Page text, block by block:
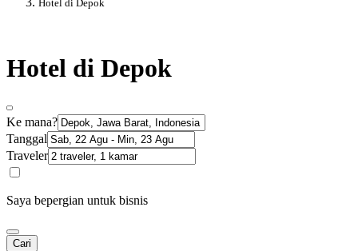
Hotel di Depok
Hotel di Depok
Ke mana?
Tanggal
Traveler
Saya bepergian untuk bisnis
Cari